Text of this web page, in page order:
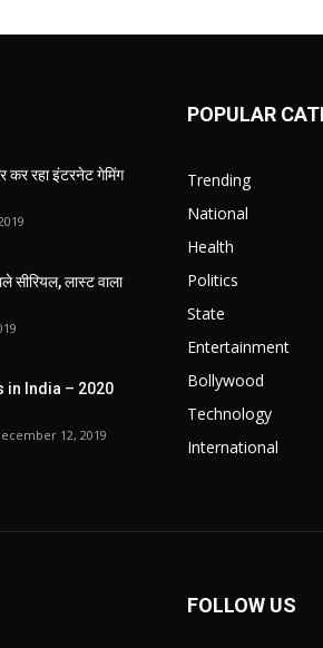
कर रहा इंटरनेट गेमिंग
सीरियल, लास्ट वाला
in India – 2020
12, 2019
POPULAR
Trending
National
Health
Politics
State
Entertainment
Bollywood
Technology
International
FOLLOW US